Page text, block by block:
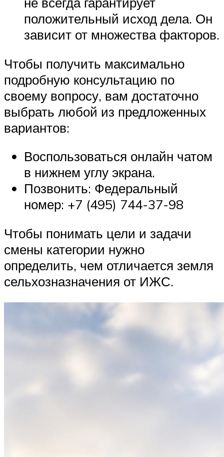
положительный исход дела. Он
зависит от множества факторов.
Чтобы получить максимально
подробную консультацию по
своему вопросу, вам достаточно
выбрать любой из предложенных
вариантов:
Воспользоваться онлайн чатом
в нижнем углу экрана.
Позвонить: Федеральный
номер: +7 (495) 744-37-98
Чтобы понимать цели и задачи
смены категории нужно
определить, чем отличается земля
сельхозназначения от ИЖС.